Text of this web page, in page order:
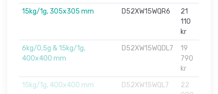
15kg/1g, 305x305 mm
D52XW15WQR6
21
110
kr
6kg/0,5g & 15kg/1g,
400x400 mm
D52XW15WQDL7
19
790
kr
15kg/1g, 400x400 mm
D52XW15WQL7
22